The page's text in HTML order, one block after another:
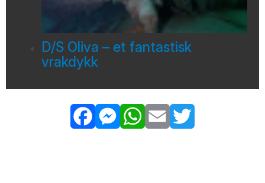
D/S Oliva – et fantastisk
vrakdykk